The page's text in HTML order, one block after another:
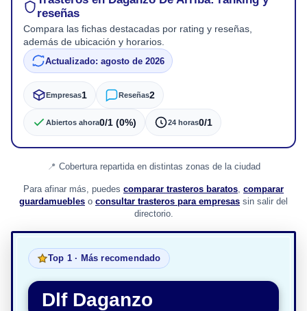
reseñas
Compara las fichas destacadas por rating y reseñas,
además de ubicación y horarios.
Actualizado: agosto de 2026
Empresas1 Reseñas2
Abiertos ahora0/1 (0%) 24 horas0/1
Cobertura repartida en distintas zonas de la ciudad
Para afinar más, puedes comparar trasteros baratos, comparar
guardamuebles o consultar trasteros para empresas sin salir del
directorio.
Top 1 · Más recomendado
Dlf Daganzo